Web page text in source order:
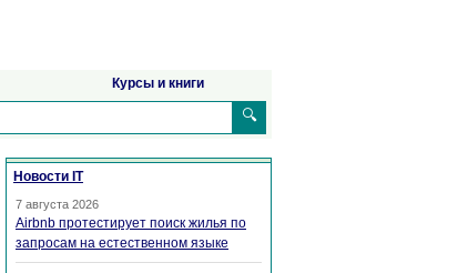
Курсы и книги
🔍
Новости IT
7 августа 2026
Airbnb протестирует поиск жилья по
запросам на естественном языке